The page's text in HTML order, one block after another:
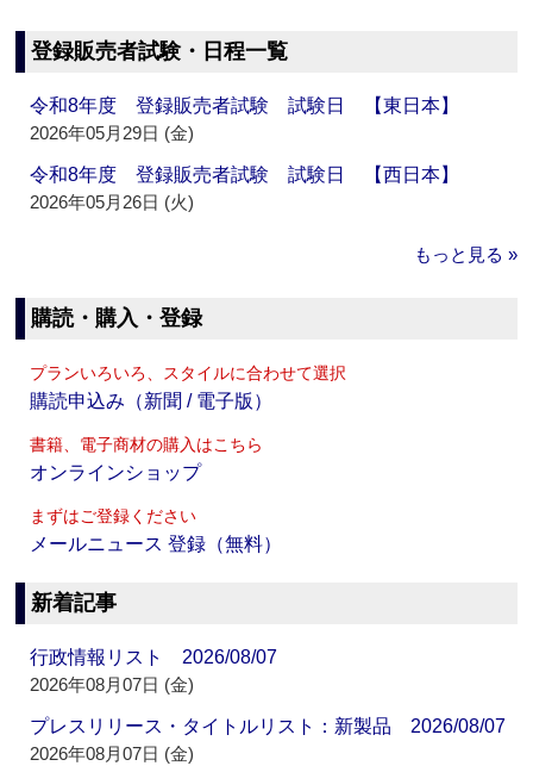
登録販売者試験・日程一覧
令和8年度 登録販売者試験 試験日 【東日本】
2026年05月29日 (金)
令和8年度 登録販売者試験 試験日 【西日本】
2026年05月26日 (火)
もっと見る »
購読・購入・登録
プランいろいろ、スタイルに合わせて選択
購読申込み（新聞 / 電子版）
書籍、電子商材の購入はこちら
オンラインショップ
まずはご登録ください
メールニュース 登録（無料）
新着記事
行政情報リスト 2026/08/07
2026年08月07日 (金)
プレスリリース・タイトルリスト：新製品 2026/08/07
2026年08月07日 (金)